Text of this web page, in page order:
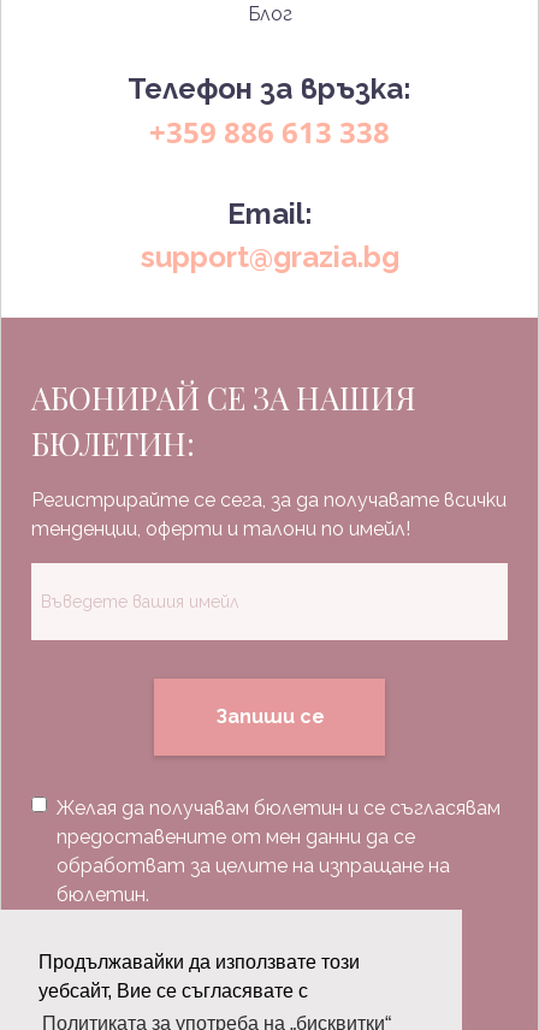
Продължавайки да използвате този
уебсайт, Вие се съгласявате с
Политиката за употреба на „бисквитки“
Блог
Телефон за връзка:
+359 886 613 338
Email:
support@grazia.bg
АБОНИРАЙ СЕ ЗА НАШИЯ
БЮЛЕТИН:
Регистрирайте се сега, за да получавате всички
тенденции, оферти и талони по имейл!
Запиши се
Желая да получавам бюлетин и се съгласявам
предоставените от мен данни да се
обработват за целите на изпращане на
бюлетин.
Последвай ни: